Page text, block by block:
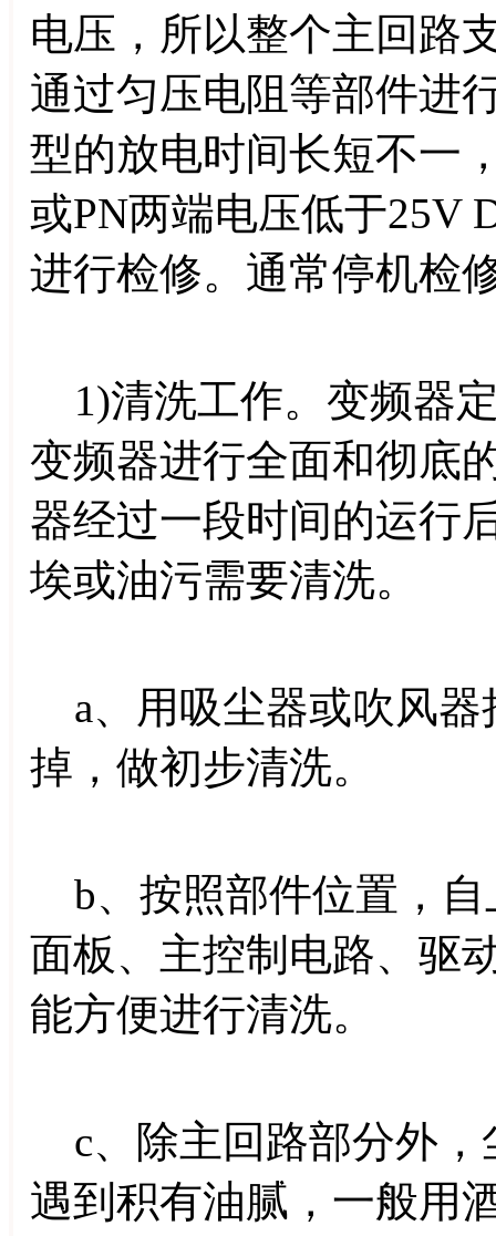
电压，所以整个主回路
通过匀压电阻等部件进
型的放电时间长短不一
或PN两端电压低于25V
进行检修。通常停机检
1)清洗工作。变频器
变频器进行全面和彻底
器经过一段时间的运行
埃或油污需要清洗。
a、用吸尘器或吹风器
掉，做初步清洗。
b、按照部件位置，自
面板、主控制电路、驱
能方便进行清洗。
c、除主回路部分外，
遇到积有油腻，一般用